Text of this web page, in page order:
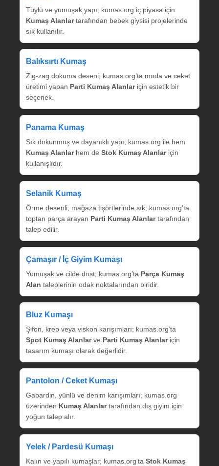
Tüylü ve yumuşak yapı; kumas.org iç piyasa için
Kumaş Alanlartarafından bebek giysisi projelerinde
sık kullanılır.
Balıksırtı Kumaş
Zig‑zag dokuma deseni; kumas.org’ta moda ve ceket
üretimi yapan Parti Kumaş Alanlariçin estetik bir
seçenek.
Panama Kumaş
Sık dokunmuş ve dayanıklı yapı; kumas.org ile hem
Kumaş Alanlarhem de Stok Kumaş Alanlariçin
kullanışlıdır.
Selanik Kumaş
Örme desenli, mağaza tişörtlerinde sık; kumas.org’ta
toptan parça arayan Parti Kumaş Alanlartarafından
talep edilir.
Çamaşır / İç Giyim Kumaşı
Yumuşak ve cilde dost; kumas.org’ta Parça Kumaş
Alan taleplerinin odak noktalarından biridir.
Bluz Kumaşı
Şifon, krep veya viskon karışımları; kumas.org’ta
Spot Kumaş Alanlarve Parti Kumaş Alanlariçin
tasarım kumaşı olarak değerlidir.
Pantolon / Ceket Kumaşı
Gabardin, yünlü ve denim karışımları; kumas.org
üzerinden Kumaş Alanlartarafından dış giyim için
yoğun talep alır.
Yelek / Pardesü Kumaşı
Kalın ve yapılı kumaşlar; kumas.org’ta Stok Kumaş